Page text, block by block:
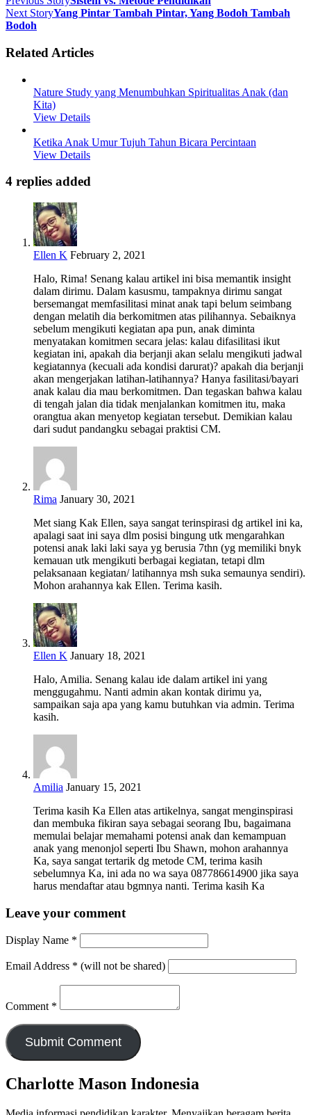
Next StoryYang Pintar Tambah Pintar, Yang Bodoh Tambah
Bodoh
Related Articles
Nature Study yang Menumbuhkan Spiritualitas Anak (dan
Kita)
View Details
Ketika Anak Umur Tujuh Tahun Bicara Percintaan
View Details
4 replies added
Ellen K February 2, 2021
Halo, Rima! Senang kalau artikel ini bisa memantik insight
dalam dirimu. Dalam kasusmu, tampaknya dirimu sangat
bersemangat memfasilitasi minat anak tapi belum seimbang
dengan melatih dia berkomitmen atas pilihannya. Sebaiknya
sebelum mengikuti kegiatan apa pun, anak diminta
menyatakan komitmen secara jelas: kalau difasilitasi ikut
kegiatan ini, apakah dia berjanji akan selalu mengikuti jadwal
kegiatannya (kecuali ada kondisi darurat)? apakah dia berjanji
akan mengerjakan latihan-latihannya? Hanya fasilitasi/bayari
anak kalau dia mau berkomitmen. Dan tegaskan bahwa kalau
di tengah jalan dia tidak menjalankan komitmen itu, maka
orangtua akan menyetop kegiatan tersebut. Demikian kalau
dari sudut pandangku sebagai praktisi CM.
Rima January 30, 2021
Met siang Kak Ellen, saya sangat terinspirasi dg artikel ini ka,
apalagi saat ini saya dlm posisi bingung utk mengarahkan
potensi anak laki laki saya yg berusia 7thn (yg memiliki bnyk
kemauan utk mengikuti berbagai kegiatan, tetapi dlm
pelaksanaan kegiatan/ latihannya msh suka semaunya sendiri).
Mohon arahannya kak Ellen. Terima kasih.
Ellen K January 18, 2021
Halo, Amilia. Senang kalau ide dalam artikel ini yang
menggugahmu. Nanti admin akan kontak dirimu ya,
sampaikan saja apa yang kamu butuhkan via admin. Terima
kasih.
Amilia January 15, 2021
Terima kasih Ka Ellen atas artikelnya, sangat menginspirasi
dan membuka fikiran saya sebagai seorang Ibu, bagaimana
memulai belajar memahami potensi anak dan kemampuan
anak yang menonjol seperti Ibu Shawn, mohon arahannya
Ka, saya sangat tertarik dg metode CM, terima kasih
sebelumnya Ka, ini ada no wa saya 087786614900 jika saya
harus mendaftar atau bgmnya nanti. Terima kasih Ka
Leave your comment
Display Name *
Email Address * (will not be shared)
Comment *
Charlotte Mason Indonesia